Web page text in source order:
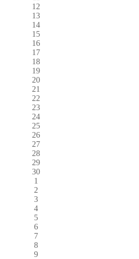
12
13
14
15
16
17
18
19
20
21
22
23
24
25
26
27
28
29
30
1
2
3
4
5
6
7
8
9